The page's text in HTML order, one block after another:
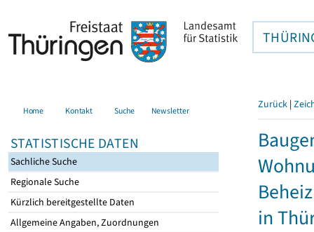
Home Kontakt Suche Newsletter
STATISTISCHE DATEN
Sachliche Suche
Regionale Suche
Kürzlich bereitgestellte Daten
Allgemeine Angaben, Zuordnungen
Zurück |
in